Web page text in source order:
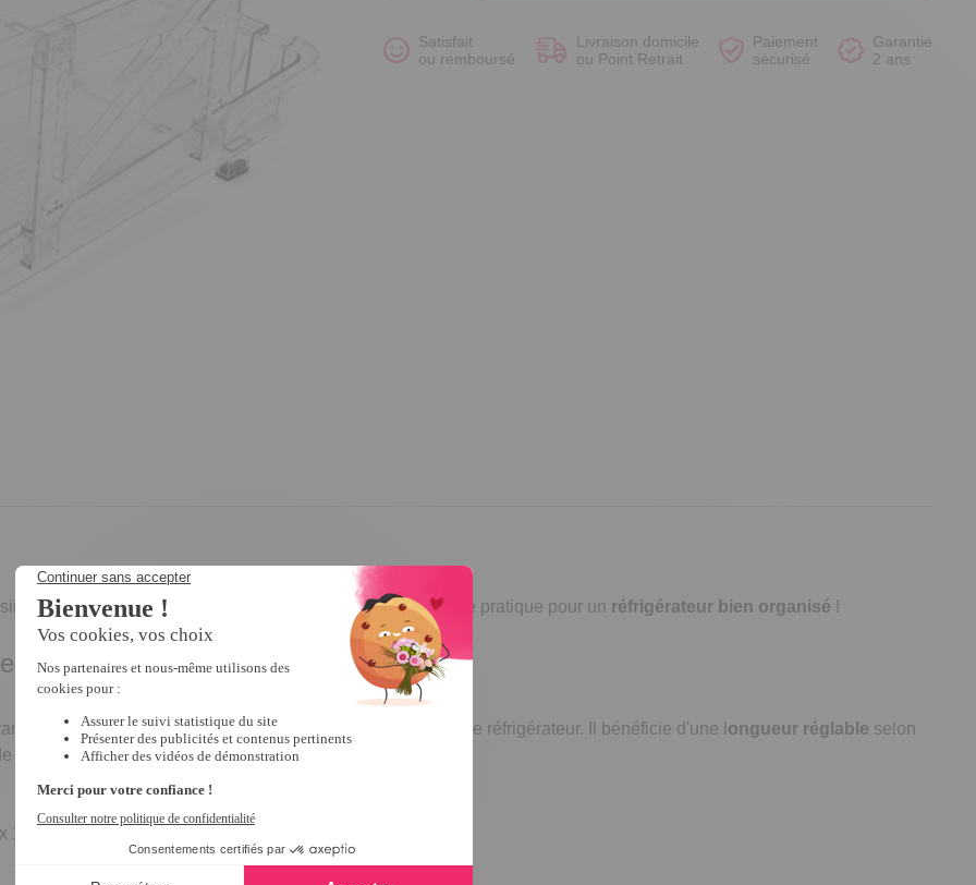
Satisfait
ou remboursé
Livraison domicile
ou Point Retrait
Paiement
sécurisé
Garantie
2 ans
ou le cellier avec ce distributeur de canettes ! Une astuce pratique pour un réfrigérateur bien organisé !
et ranger les boissons
une bonne stabilité, vous economisez de l'espace dans le réfrigérateur. Il bénéficie d'une l ongueur réglable selon
la quantité restante.
cm